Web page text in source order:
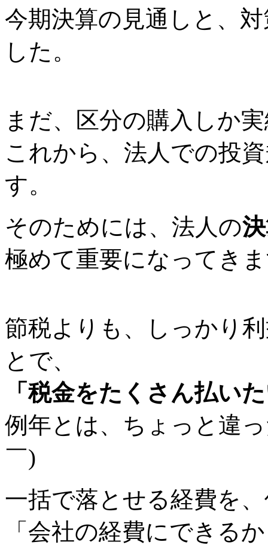
今期決算の見通しと、
した。
まだ、区分の購入しか
これから、法人での投
す。
そのためには、法人の
極めて重要になってき
節税よりも、しっかり
とで、
「税金をたくさん払い
例年とは、ちょっと違
￣)
一括で落とせる経費を
「会社の経費にできる